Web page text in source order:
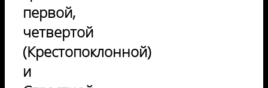
первой,
четвертой
(Крестопоклонной)
и